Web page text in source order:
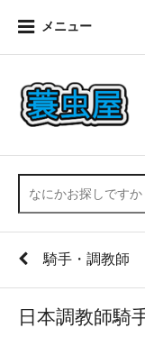
メニュー
騎手・調教師
日本調教師騎